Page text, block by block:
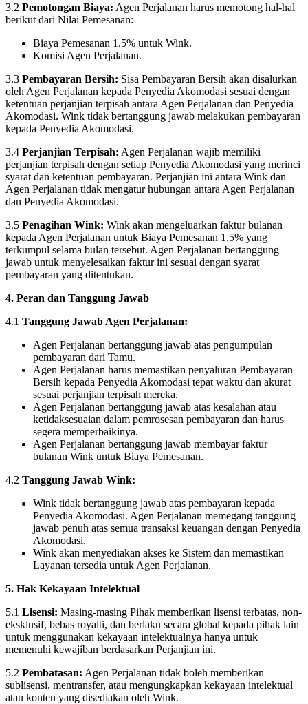
3.2 Pemotongan Biaya: Agen Perjalanan harus memotong hal-hal
berikut dari Nilai Pemesanan:
Biaya Pemesanan 1,5% untuk Wink.
Komisi Agen Perjalanan.
3.3 Pembayaran Bersih: Sisa Pembayaran Bersih akan disalurkan
oleh Agen Perjalanan kepada Penyedia Akomodasi sesuai dengan
ketentuan perjanjian terpisah antara Agen Perjalanan dan Penyedia
Akomodasi. Wink tidak bertanggung jawab melakukan pembayaran
kepada Penyedia Akomodasi.
3.4 Perjanjian Terpisah: Agen Perjalanan wajib memiliki
perjanjian terpisah dengan setiap Penyedia Akomodasi yang merinci
syarat dan ketentuan pembayaran. Perjanjian ini antara Wink dan
Agen Perjalanan tidak mengatur hubungan antara Agen Perjalanan
dan Penyedia Akomodasi.
3.5 Penagihan Wink: Wink akan mengeluarkan faktur bulanan
kepada Agen Perjalanan untuk Biaya Pemesanan 1,5% yang
terkumpul selama bulan tersebut. Agen Perjalanan bertanggung
jawab untuk menyelesaikan faktur ini sesuai dengan syarat
pembayaran yang ditentukan.
4. Peran dan Tanggung Jawab
4.1 Tanggung Jawab Agen Perjalanan:
Agen Perjalanan bertanggung jawab atas pengumpulan
pembayaran dari Tamu.
Agen Perjalanan harus memastikan penyaluran Pembayaran
Bersih kepada Penyedia Akomodasi tepat waktu dan akurat
sesuai perjanjian terpisah mereka.
Agen Perjalanan bertanggung jawab atas kesalahan atau
ketidaksesuaian dalam pemrosesan pembayaran dan harus
segera memperbaikinya.
Agen Perjalanan bertanggung jawab membayar faktur
bulanan Wink untuk Biaya Pemesanan.
4.2 Tanggung Jawab Wink:
Wink tidak bertanggung jawab atas pembayaran kepada
Penyedia Akomodasi. Agen Perjalanan memegang tanggung
jawab penuh atas semua transaksi keuangan dengan Penyedia
Akomodasi.
Wink akan menyediakan akses ke Sistem dan memastikan
Layanan tersedia untuk Agen Perjalanan.
5. Hak Kekayaan Intelektual
5.1 Lisensi: Masing-masing Pihak memberikan lisensi terbatas, non-
eksklusif, bebas royalti, dan berlaku secara global kepada pihak lain
untuk menggunakan kekayaan intelektualnya hanya untuk
memenuhi kewajiban berdasarkan Perjanjian ini.
5.2 Pembatasan: Agen Perjalanan tidak boleh memberikan
sublisensi, mentransfer, atau mengungkapkan kekayaan intelektual
atau konten yang disediakan oleh Wink.